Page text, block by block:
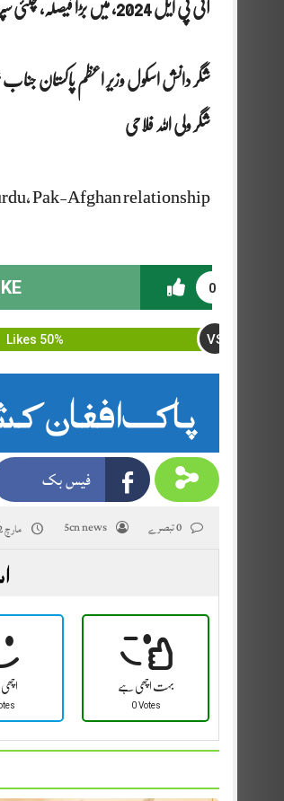
آئی پی ایل 2024، میں بڑا فیصلہ، چنئی سپر کنگز نے کپتان دھونی کی جگہ ریتوراج کو کپتان بنا دی
شگر دانش اسکول وزیر اعظم پاکستان
شگر ولی اللہ فلاحی
Pak-Afghan relationship
0
50% Likes VS
پاک افغان
فیس بک
5cn news مارچ 22, 2024
بہت اچھی ہے
0 Votes